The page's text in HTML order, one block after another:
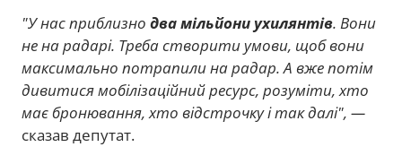
"У нас приблизно два мільйони ухилянтів. Вони
не на радарі. Треба створити умови, щоб вони
максимально потрапили на радар. А вже потім
дивитися мобілізаційний ресурс, розуміти, хто
має бронювання, хто відстрочку і так далі", —
сказав депутат.